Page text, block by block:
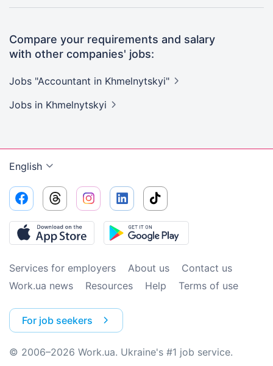
Compare your requirements and salary
with other companies' jobs:
Jobs "Accountant in Khmelnytskyi"
Jobs in Khmelnytskyi
English
Services for employers About us
Contact us
Work.ua news
Resources Help Terms of use
For job seekers
© 2006–2026 Work.ua. Ukraine's #1 job service.